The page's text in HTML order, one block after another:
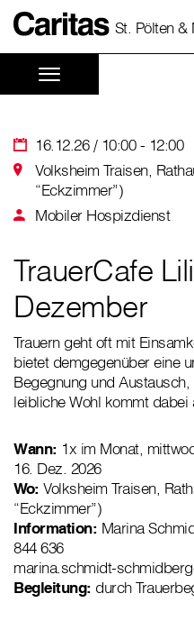
St. Pölten &
16.12.26 / 10:00 - 12:00
Volksheim Traisen,
“Eckzimmer”)
Mobiler Hospizdienst
TrauerCafe
Dezember
Trauern geht oft mit
bietet demgegenüber eine
Begegnung und
leibliche Wohl kommt dabei
Wann: 1x im Monat,
16. Dez. 2026
Wo: Volksheim Traisen,
“Eckzimmer”)
Information: Marina
844 636
marina.schmidt-
Begleitung: durch